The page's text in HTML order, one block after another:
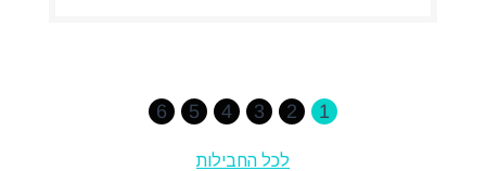
1
2
3
4
5
6
לכל החבילות